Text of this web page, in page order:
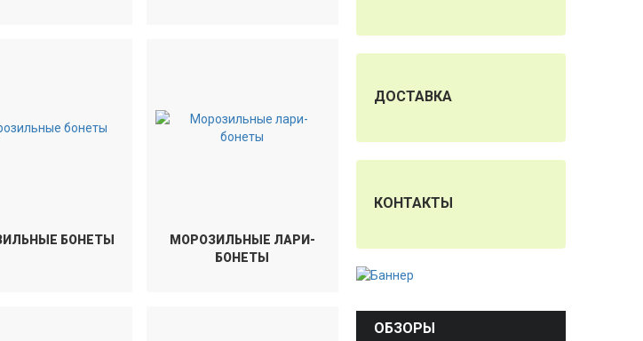
БОНЕТЫ
МОРОЗИЛЬНЫЕ ЛАРИ-
БОНЕТЫ
ДОСТАВКА
КОНТАКТЫ
ОБЗОРЫ